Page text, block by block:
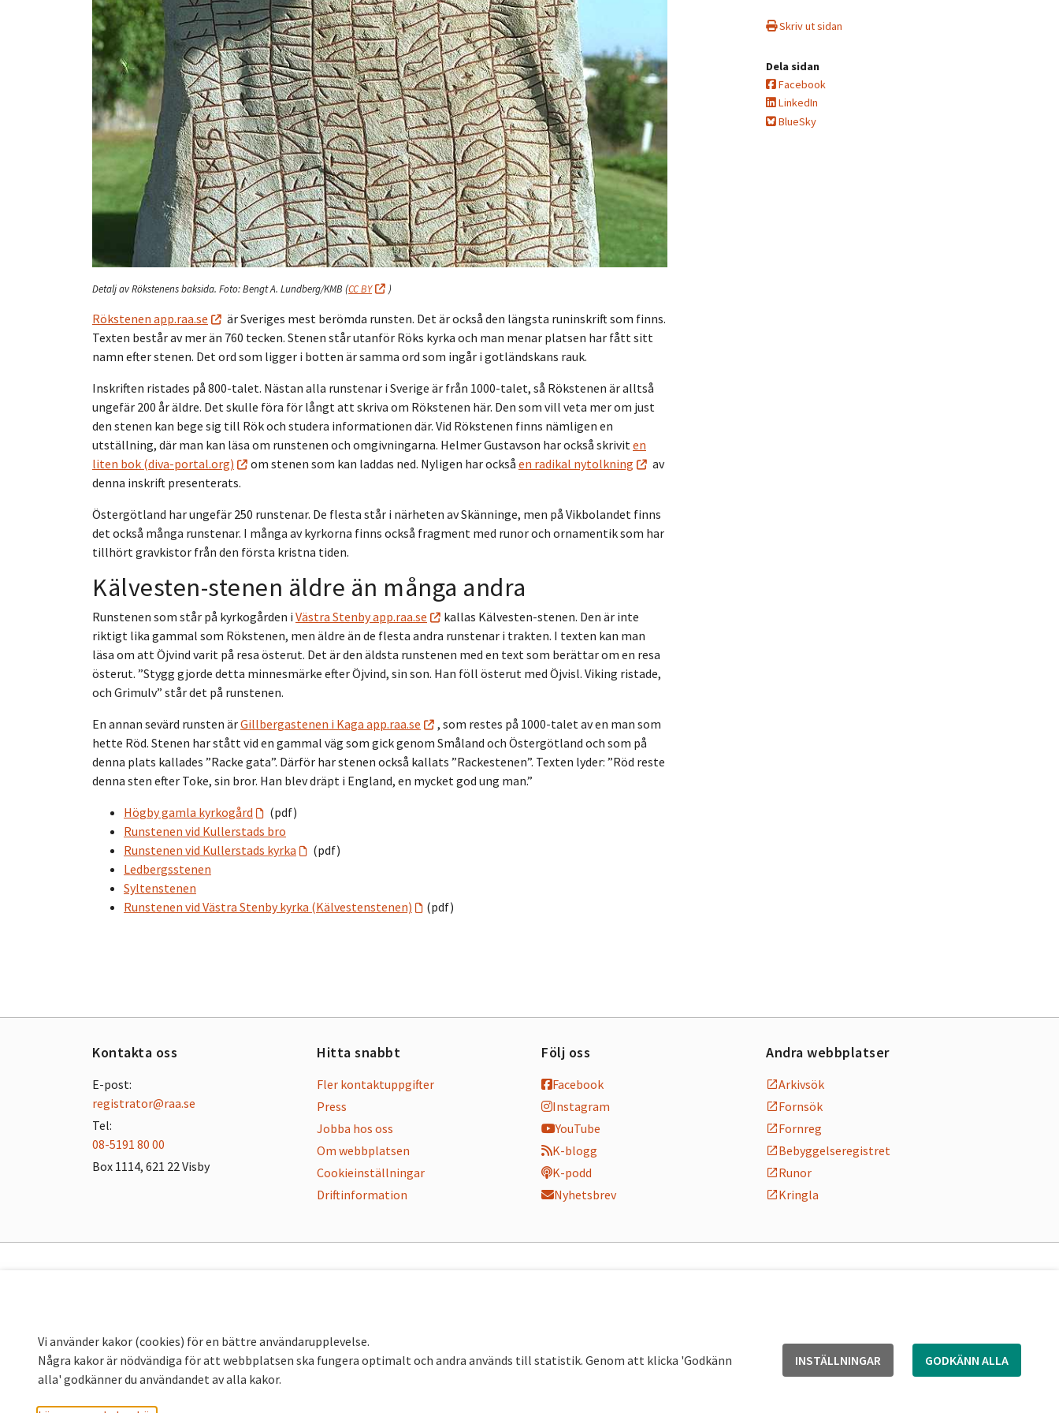
Detalj av Rökstenens baksida. Foto:Bengt A. Lundberg/KMB (CC BY )
Rökstenen app.raa.se
är Sveriges mest berömda runsten. Det är också den längsta runinskrift som finns.
Texten består av mer än 760 tecken. Stenen står utanför Röks kyrka och man menar platsen har fått sitt
namn efter stenen. Det ord som ligger i botten är samma ord som ingår i gotländskans rauk.
Inskriften ristades på 800-talet. Nästan alla runstenar i Sverige är från 1000-talet, så Rökstenen är alltså
ungefär 200 år äldre. Det skulle föra för långt att skriva om Rökstenen här. Den som vill veta mer om just
den stenen kan bege sig till Rök och studera informationen där. Vid Rökstenen finns nämligen en
utställning, där man kan läsa om runstenen och omgivningarna. Helmer Gustavson har också skrivit en
liten bok (diva-portal.org)
om stenen som kan laddas ned. Nyligen har också en radikal nytolkning
av
denna inskrift presenterats.
Östergötland har ungefär 250 runstenar. De flesta står i närheten av Skänninge, men på Vikbolandet finns
det också många runstenar. I många av kyrkorna finns också fragment med runor och ornamentik som har
tillhört gravkistor från den första kristna tiden.
Kälvesten-stenen äldre än många andra
Runstenen som står på kyrkogården i Västra Stenby app.raa.se
kallas Kälvesten-stenen. Den är inte
riktigt lika gammal som Rökstenen, men äldre än de flesta andra runstenar i trakten. I texten kan man
läsa om att Öjvind varit på resa österut. Det är den äldsta runstenen med en text som berättar om en resa
österut. ”Stygg gjorde detta minnesmärke efter Öjvind, sin son. Han föll österut med Öjvisl. Viking ristade,
och Grimulv” står det på runstenen.
En annan sevärd runsten ärGillbergastenen i Kaga app.raa.se
, som restes på 1000-talet av en man som
hette Röd. Stenen har stått vid en gammal väg som gick genom Småland och Östergötland och som på
denna plats kallades ”Racke gata”. Därför har stenen också kallats ”Rackestenen”. Texten lyder: ”Röd reste
denna sten efter Toke, sin bror. Han blev dräpt i England, en mycket god ung man.”
Högby gamla kyrkogård
(pdf)
Runstenen vid Kullerstads bro
Runstenen vid Kullerstads kyrka
(pdf)
Ledbergsstenen
Syltenstenen
Runstenen vid Västra Stenby kyrka (Kälvestenstenen)
(pdf)
Skriv ut sidan
Dela sidan
Facebook
LinkedIn
BlueSky
Kontakta oss
E-post:
registrator@raa.se
Tel:
08-5191 80 00
Box 1114, 621 22 Visby
Hitta snabbt
Fler kontaktuppgifter
Press
Jobba hos oss
Om webbplatsen
Cookieinställningar
Driftinformation
Följ oss
Facebook
Instagram
YouTube
K-blogg
K-podd
Nyhetsbrev
Andra webbplatser
Arkivsök
Fornsök
Fornreg
Bebyggelseregistret
Runor
Kringla
Vi använder kakor (cookies) för en bättre användarupplevelse.
Några kakor är nödvändiga för att webbplatsen ska fungera optimalt och andra används till statistik. Genom att klicka 'Godkänn
alla' godkänner du användandet av alla kakor.
INSTÄLLNINGAR GODKÄNN ALLA